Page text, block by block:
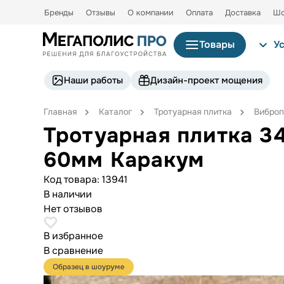
Бренды Отзывы О компании Оплата Доставка
Товары
Наши работы Дизайн-проект мощения
Главная Каталог Тротуарная плитка
Тротуарная плитка
60мм Каракум
Код товара: 13941
В наличии
Нет отзывов
В избранное
В сравнение
Образец в шоуруме